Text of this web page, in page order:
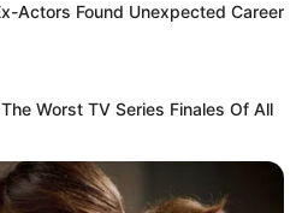
LLUVIAS
EPM
Actors Found Unexpected Career
Worst TV Series Finales Of All